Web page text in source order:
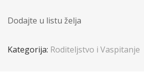
Dodajte u listu želja
Kategorija: Roditeljstvo i Vaspitanje